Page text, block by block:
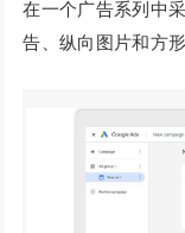
在一个广告系列中
告、纵向图片和方